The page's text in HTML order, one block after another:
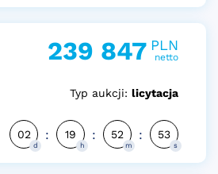
239 847 PLN
netto
Typ aukcji: licytacja
02
d
: 19
h
: 52
m
: 52
s